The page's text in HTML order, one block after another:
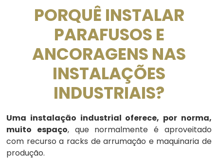
PORQUÊ INSTALAR
PARAFUSOS E
ANCORAGENS NAS
INSTALAÇÕES
INDUSTRIAIS?
Uma instalação industrial oferece, por norma,
muito espaço, que normalmente é aproveitado
com recurso a racks de arrumação e maquinaria de
produção.